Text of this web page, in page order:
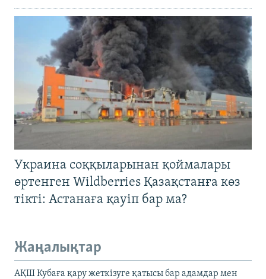
Украина соққыларынан қоймалары
өртенген Wildberries Қазақстанға көз
тікті: Астанаға қауіп бар ма?
Жаңалықтар
АҚШ Кубаға қару жеткізуге қатысы бар адамдар мен